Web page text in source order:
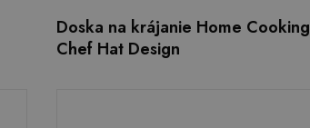
Doska na krájanie Home Cooking
Chef Hat Design